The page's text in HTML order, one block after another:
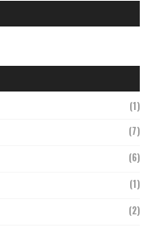
(1)
(7)
(6)
(1)
(2)